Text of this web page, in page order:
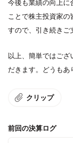
今後も業績の向上に
ことで株主投資家の
すので、引き続きご
以上、簡単ではござ
だきます。どうもあ
クリップ
前回の決算ログ